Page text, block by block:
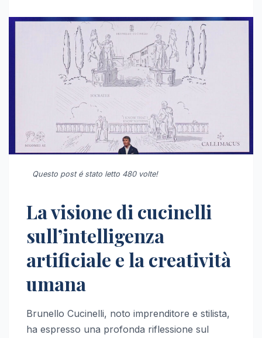
Questo post é stato letto 480 volte!
La visione di cucinelli
sull’intelligenza
artificiale e la creatività
umana
Brunello Cucinelli, noto imprenditore e stilista,
ha espresso una profonda riflessione sul